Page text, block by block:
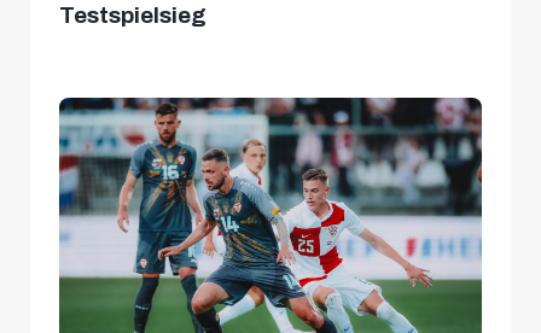
Testspielsieg